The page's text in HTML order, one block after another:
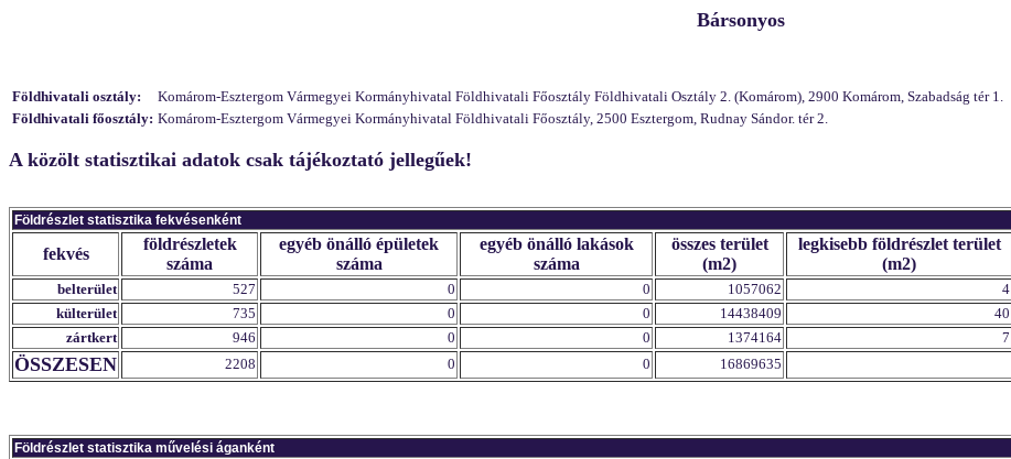
Bársonyos
Földhivatali osztály:
Komárom-Esztergom Vármegyei Kormányhivatal Földhivatali Főosztály Földhivatali Osztály 2. (Komárom), 2900 Komárom, Szabadság tér 1.
Földhivatali főosztály: Komárom-Esztergom Vármegyei Kormányhivatal Földhivatali Főosztály, 2500 Esztergom, Rudnay Sándor. tér 2.
A közölt statisztikai adatok csak tájékoztató jellegűek!
Földrészlet statisztika fekvésenként
fekvés
földrészletek
száma
egyéb önálló épületek
száma
egyéb önálló lakások
száma
összes terület
(m2)
legkisebb földrészlet terület
(m2)
belterület 527 0 0 1057062 4
külterület
735 0 0 14438409 40
zártkert
946 0 0 1374164 7
ÖSSZESEN 2208 0 0 16869635
Földrészlet statisztika művelési áganként